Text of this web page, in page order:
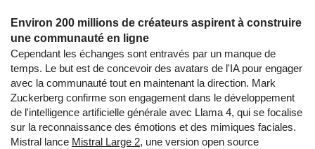
Environ 200 millions de créateurs aspirent à construire
une communauté en ligne
Cependant les échanges sont entravés par un manque de
temps. Le but est de concevoir des avatars de l'IA pour engager
avec la communauté tout en maintenant la direction. Mark
Zuckerberg confirme son engagement dans le développement
de l'intelligence artificielle générale avec Llama 4, qui se focalise
sur la reconnaissance des émotions et des mimiques faciales.
Mistral lance Mistral Large 2, une version open source